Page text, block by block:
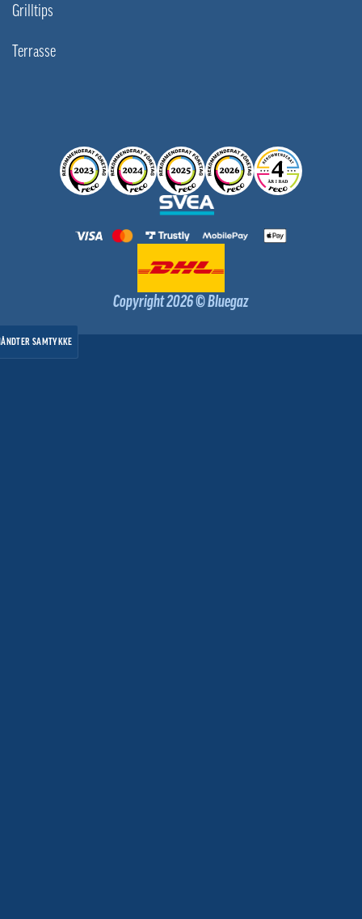
Grilltips
Terrasse
Copyright 2026 © Bluegaz
SAMTYKKE